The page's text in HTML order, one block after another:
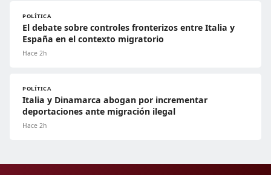
POLÍTICA
El debate sobre controles fronterizos entre Italia y
España en el contexto migratorio
Hace 2h
POLÍTICA
Italia y Dinamarca abogan por incrementar
deportaciones ante migración ilegal
Hace 2h